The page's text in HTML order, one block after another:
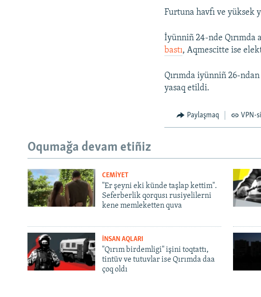
Furtuna havfı ve yüksek
İyünniñ 24-nde Qırımda
bastı, Aqmescitte ise
Qırımda iyünniñ 26-
yasaq etildi.
Paylaşmaq VPN-
Oqumağa devam etiñiz
CEMİYET
"Er şeyni eki künde taşlap kettim".
Seferberlik qorqusı rusiyelilerni
kene memleketten quva
İNSAN AQLARI
"Qırım birdemligi" işini toqtattı,
tintüv ve tutuvlar ise Qırımda daa
çoq oldı